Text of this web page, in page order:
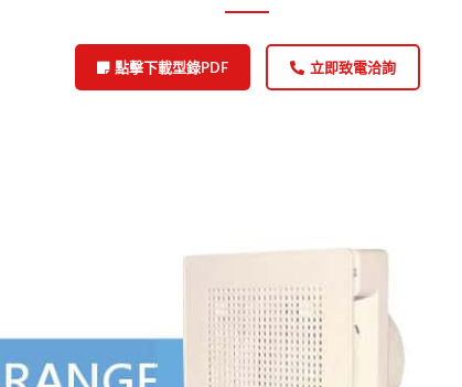
點擊下載型錄PDF 立即致電洽詢